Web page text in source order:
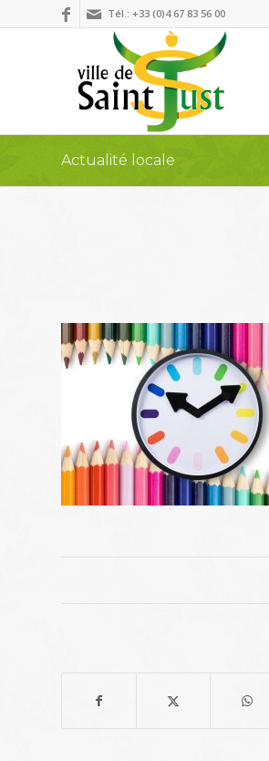
Tél.: +33 (0)4 67 83 56 00
Actualité locale